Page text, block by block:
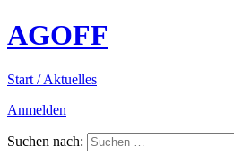
AGOFF
Start / Aktuelles
Anmelden
Suchen nach: